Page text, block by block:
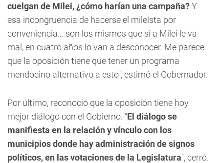
cuelgan de Milei, ¿cómo harían una campaña?Y
esa incongruencia de hacerse el mileísta por
conveniencia… son los mismos que si a Milei le va
mal, en cuatro años lo van a desconocer. Me parece
que la oposición tiene que tener un programa
mendocino alternativo a esto", estimó el Gobernador.
Por último, reconoció que la oposición tiene hoy
mejor diálogo con el Gobierno. "El diálogo se
manifiesta en la relación y vínculo con los
municipios donde hay administración de signos
políticos, en las votaciones de la Legislatura", cerró.